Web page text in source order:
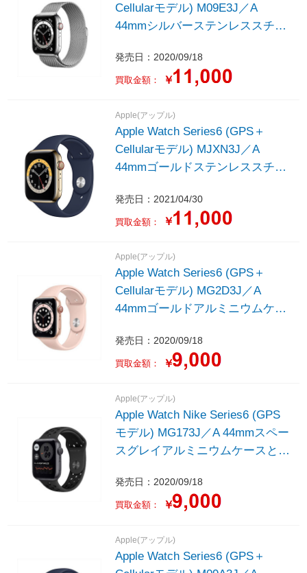
Cellularモデル) M09E3J／A
44mmシルバーステンレススチー
ープ
発売日：2020/09/18
買取金額： ￥
Apple(アップル)
Apple Watch Series6 (GPS＋
Cellularモデル) MJXN3J／A
44mmゴールドステンレススチー
ーツバンド
発売日：2021/04/30
買取金額： ￥
Apple(アップル)
Apple Watch Series6 (GPS＋
Cellularモデル) MG2D3J／A
44mmゴールドアルミニウムケー
- レギュラー
発売日：2020/09/18
買取金額： ￥
Apple(アップル)
Apple Watch Nike Series6 (GPS
モデル) MG173J／A 44mmスペー
スグレイアルミニウムケースとア
ーツバンド - レギュラー
発売日：2020/09/18
買取金額： ￥
Apple(アップル)
Apple Watch Series6 (GPS＋